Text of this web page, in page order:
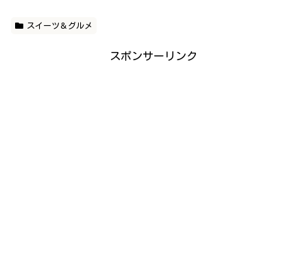
スイーツ＆グルメ
スポンサーリンク